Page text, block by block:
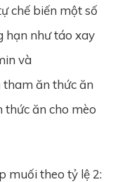
chế biến một số
hạn như táo xay
và
tham ăn thức ăn
thức ăn cho mèo
muối theo tỷ lệ 2: